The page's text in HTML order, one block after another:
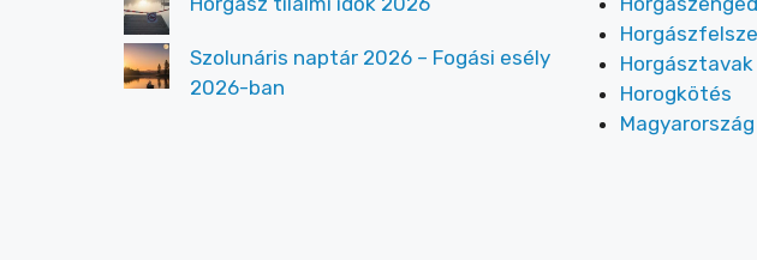
Szolunáris naptár 2026 – Fogási esély
2026-ban
Horgásztavak
Horogkötés